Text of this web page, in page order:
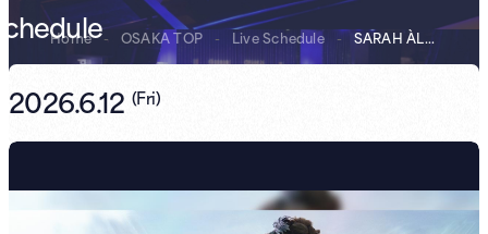
Home - OSAKA TOP - Live Schedule - SARAH ÀLAINN
2026.6.12 (Fri)